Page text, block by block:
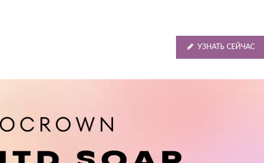
УЗНАТЬ СЕЙЧАС